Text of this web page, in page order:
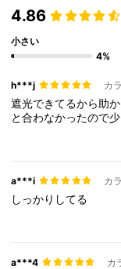
4.86
小さい
4%
h***j
遮光できてるから助
と合わなかったので少
a***i
しっかりしてる
a***4